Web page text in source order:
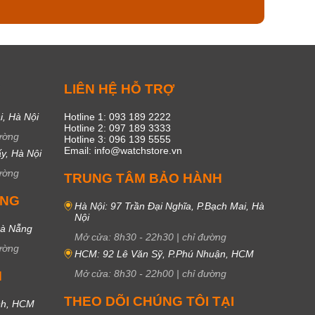
Hà Nội
Hà Nội
Nẵng
HCM
LIÊN HỆ HỖ TRỢ
Hotline 1: 093 189 2222
Hotline 2: 097 189 3333
Hotline 3: 096 139 5555
Email: info@watchstore.vn
TRUNG TÂM BẢO HÀNH
Hà Nội: 97 Trần Đại Nghĩa, P.Bạch Mai, Hà
Nội
Mở cửa: 8h30 - 22h30 | chỉ đường
HCM: 92 Lê Văn Sỹ, P.Phú Nhuận, HCM
Mở cửa: 8h30 - 22h00 | chỉ đường
THEO DÕI CHÚNG TÔI TẠI